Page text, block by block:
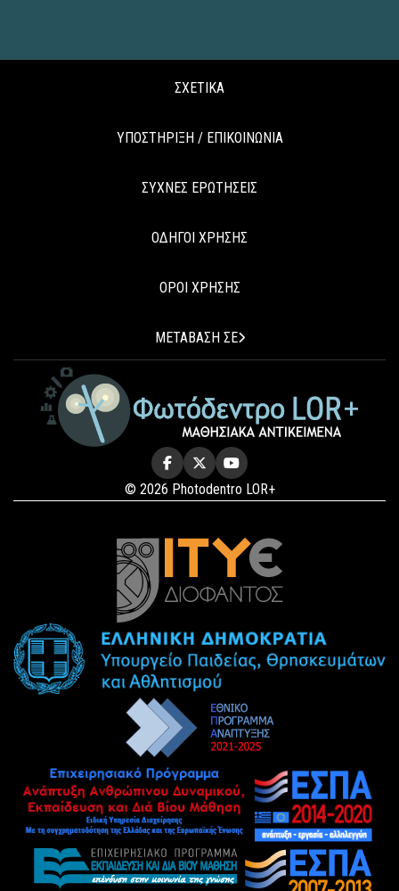
ΣΧΕΤΙΚΑ
ΥΠΟΣΤΗΡΙΞΗ / ΕΠΙΚΟΙΝΩΝΙΑ
ΣΥΧΝΕΣ ΕΡΩΤΗΣΕΙΣ
ΟΔΗΓΟΙ ΧΡΗΣΗΣ
ΟΡΟΙ ΧΡΗΣΗΣ
ΜΕΤΑΒΑΣΗ ΣΕ
© 2026 Photodentro LOR+